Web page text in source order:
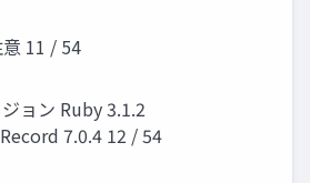
11 / 54
ョン Ruby 3.1.2
7.0.4 12 / 54